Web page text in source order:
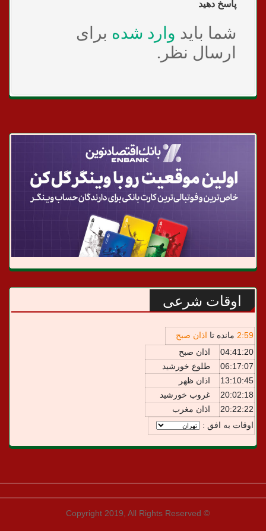
پاسخ دهید
شما باید وارد شده برای
ارسال نظر.
اوقات شرعی
2:59 مانده تا اذان صبح
04:41:20
اذان صبح
06:17:07
طلوع خورشید
13:10:45
اذان ظهر
20:02:18
غروب خورشید
20:22:22
اذان مغرب
اوقات به افق :
© Copyright 2019, All Rights Reserved